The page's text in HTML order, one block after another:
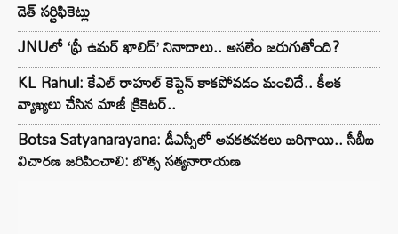
డెత్ సర్టిఫికెట్లు
JNUలో ‘ఫ్రీ ఉమర్ ఖాలిద్’ నినాదాలు.. అసలేం జరుగుతోంది?
KL Rahul: కేఎల్ రాహుల్ కెప్టెన్ కాకపోవడం మంచిదే.. కీలక
వ్యాఖ్యలు చేసిన మాజీ క్రికెటర్..
Botsa Satyanarayana: డీఎస్సీలో అవకతవకలు జరిగాయి.. సీబీఐ
విచారణ జరిపించాలి: బొత్స సత్యనారాయణ